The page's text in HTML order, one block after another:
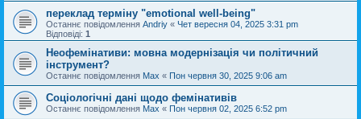
переклад терміну "emotional well-being"
Останнє повідомлення Andriy « Чет вересня 04, 2025 3:31 pm
Відповіді: 1
Неофемінативи: мовна модернізація чи політичний
інструмент?
Останнє повідомлення Max « Пон червня 30, 2025 9:06 am
Соціологічні дані щодо фемінативів
Останнє повідомлення Max « Пон червня 02, 2025 6:52 pm